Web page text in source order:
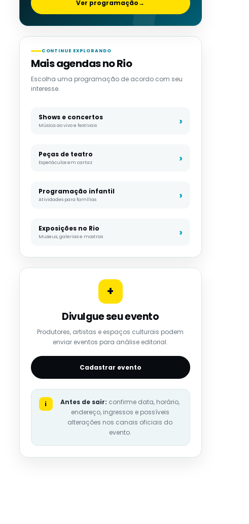
Ver programação→
CONTINUE EXPLORANDO
Mais agendas no Rio
Escolha uma programação de acordo com seu
interesse.
Shows e concertos
Música ao vivo e festivais
Peças de teatro
Espetáculos em cartaz
Programação infantil
Atividades para famílias
Exposições no Rio
Museus, galerias e mostras
+
Divulgue seu evento
Produtores, artistas e espaços culturais podem
enviar eventos para análise editorial.
Cadastrar evento
i Antes de sair: confirme data, horário,
endereço, ingressos e possíveis
alterações nos canais oficiais do
evento.